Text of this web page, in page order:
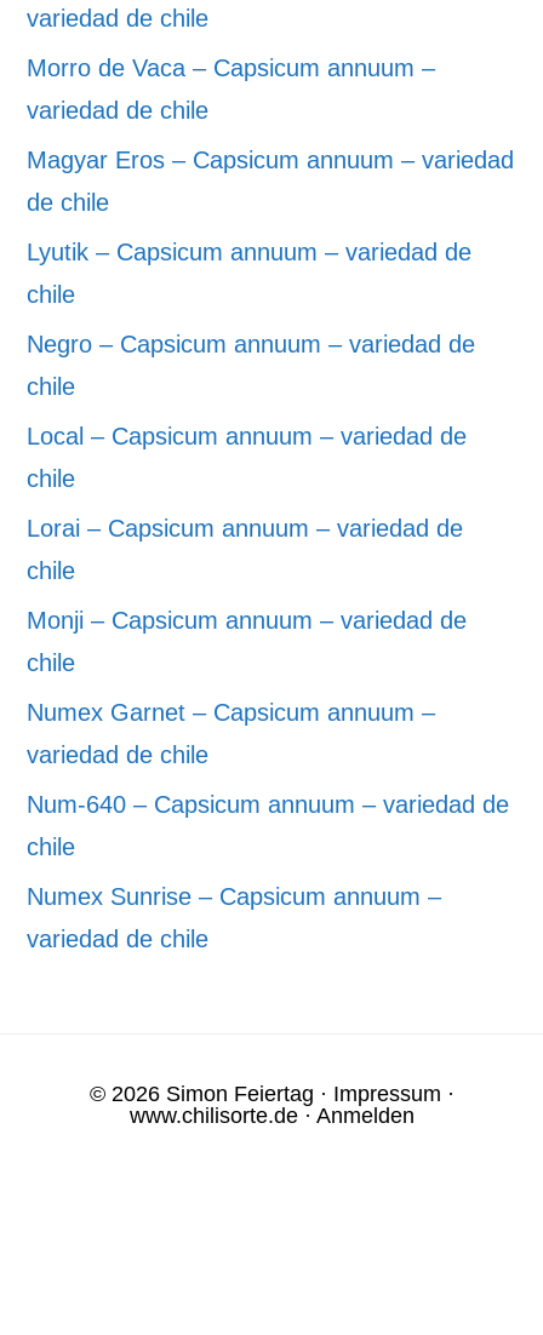
variedad de chile
Morro de Vaca – Capsicum annuum –
variedad de chile
Magyar Eros – Capsicum annuum – variedad
de chile
Lyutik – Capsicum annuum – variedad de
chile
Negro – Capsicum annuum – variedad de
chile
Local – Capsicum annuum – variedad de
chile
Lorai – Capsicum annuum – variedad de
chile
Monji – Capsicum annuum – variedad de
chile
Numex Garnet – Capsicum annuum –
variedad de chile
Num-640 – Capsicum annuum – variedad de
chile
Numex Sunrise – Capsicum annuum –
variedad de chile
© 2026 Simon Feiertag · Impressum ·
www.chilisorte.de· Anmelden